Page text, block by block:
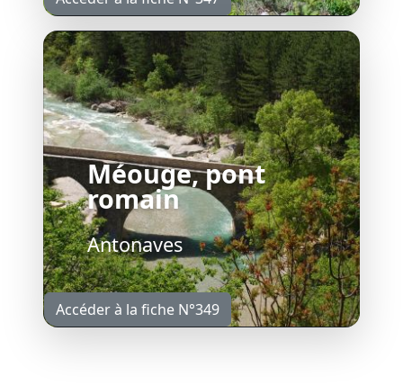
Méouge, pont
romain
Antonaves
Accéder à la fiche N°349